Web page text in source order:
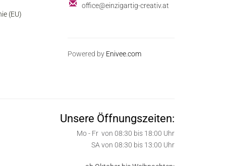
(EU)
office@einzigartig-creativ.at
Powered by Enivee.com
Unsere Öffnungszeiten:
Mo - Fr von 08:30 bis 18:00 Uhr
SA von 08:30 bis 13:00 Uhr